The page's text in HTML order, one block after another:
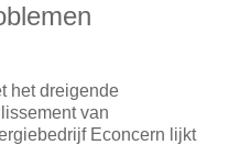
het dreigende
van
Econcern lijkt